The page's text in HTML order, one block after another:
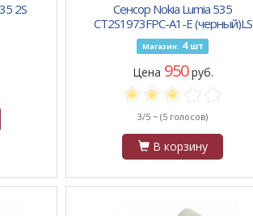
2S
Сенсор Nokia Lumia 535
CT2S1973FPC-A1-E (черный)LS
Магазин: 4шт
Цена 950руб.
3/5 ~ (5 голосов)
В корзину